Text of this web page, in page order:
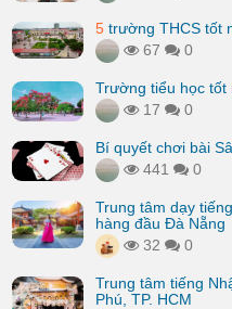
5 trường THCS tốt
67
0
Trường tiểu học tốt
17
0
Bí quyết chơi bài
441
0
Trung tâm dạy
hàng đầu Đà Nẵng
32
0
Trung tâm tiếng
Phú, TP. HCM